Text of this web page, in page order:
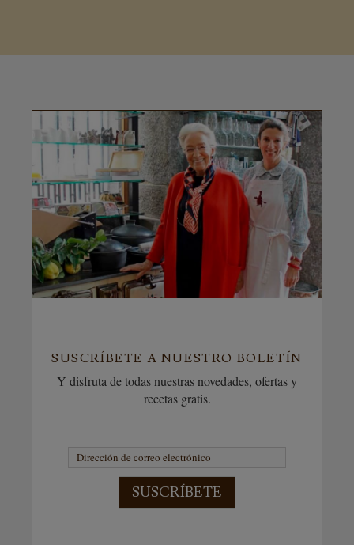
SUSCRÍBETE A NUESTRO BOLETÍN
Y disfruta de todas nuestras novedades, ofertas y
recetas gratis.
SUSCRÍBETE